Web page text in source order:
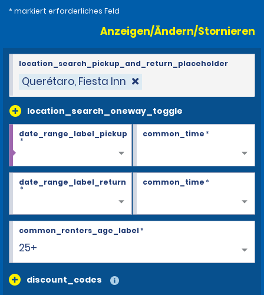
* markiert erforderliches Feld
Anzeigen/Ändern/Stornieren
Querétaro, Fiesta Inn
location_search_oneway_toggle
location_search_pickup_and_return_placeholder
date_range_label_pickup
*
common_time*
date_range_label_return
*
common_time*
25+
common_renters_age_label*
discount_codes